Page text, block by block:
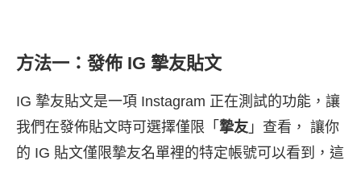
方法一：發佈 IG 摯友貼文
IG 摯友貼文是一項 Instagram 正在測試的功能，讓
我們在發佈貼文時可選擇僅限「 摯友 」查看， 讓你
的 IG 貼文僅限摯友名單裡的特定帳號可以看到，這